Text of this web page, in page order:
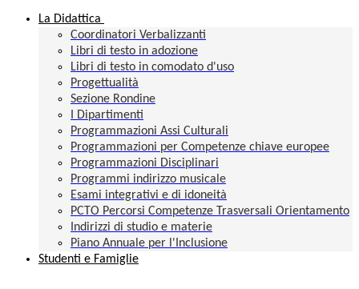
La Didattica
Coordinatori Verbalizzanti
Libri di testo in adozione
Libri di testo in comodato d'uso
Progettualità
Sezione Rondine
I Dipartimenti
Programmazioni Assi Culturali
Programmazioni per Competenze chiave europee
Programmazioni Disciplinari
Programmi indirizzo musicale
Esami integrativi e di idoneità
PCTO Percorsi Competenze Trasversali Orientamento
Indirizzi di studio e materie
Piano Annuale per l'Inclusione
Studenti e Famiglie